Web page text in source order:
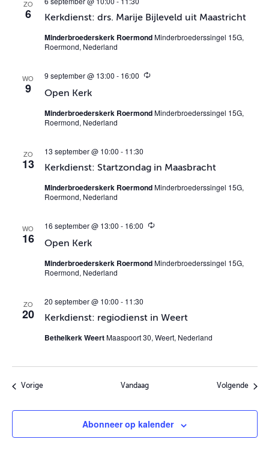
d
ZO
6 Kerkdienst: drs. Marije Bijleveld uit Maastricht
Minderbroederskerk RoermondMinderbroederssingel 15G,
Roermond, Nederland
WO
9 Open Kerk
9 september @ 13:00 - 16:00
T
g
d
Minderbroederskerk RoermondMinderbroederssingel 15G,
Roermond, Nederland
ZO
13 Kerkdienst: Startzondag in Maasbracht
13 september @ 10:00 - 11:30
Minderbroederskerk RoermondMinderbroederssingel 15G,
Roermond, Nederland
WO
16 Open Kerk
16 september @ 13:00 - 16:00
T
g
d
Minderbroederskerk RoermondMinderbroederssingel 15G,
Roermond, Nederland
ZO
20 Kerkdienst: regiodienst in Weert
20 september @ 10:00 - 11:30
Bethelkerk WeertMaaspoort 30, Weert, Nederland
VorigeEvenementen Vandaag Volgende
Abonneer op kalender